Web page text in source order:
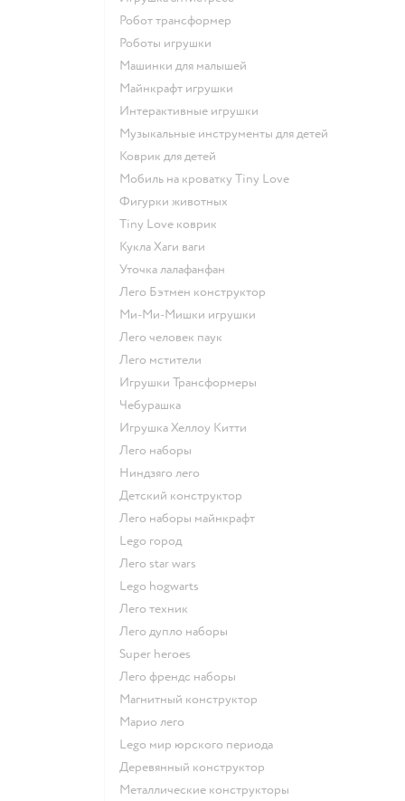
Робот трансформер
Роботы игрушки
Машинки для малышей
Майнкрафт игрушки
Интерактивные игрушки
Музыкальные инструменты для детей
Коврик для детей
Мобиль на кроватку Tiny Love
Фигурки животных
Tiny Love коврик
Кукла Хаги ваги
Уточка лалафанфан
Лего Бэтмен конструктор
Ми-Ми-Мишки игрушки
Лего человек паук
Лего мстители
Игрушки Трансформеры
Чебурашка
Игрушка Хеллоу Китти
Лего наборы
Ниндзяго лего
Детский конструктор
Лего наборы майнкрафт
Lego город
Лего star wars
Lego hogwarts
Лего техник
Лего дупло наборы
Super heroes
Лего френдс наборы
Магнитный конструктор
Марио лего
Lego мир юрского периода
Деревянный конструктор
Металлические конструкторы